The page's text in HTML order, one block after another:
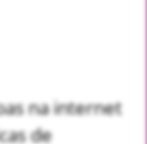
na internet
de